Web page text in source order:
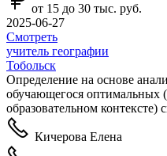
от 15 до 30 тыс. руб.
2025-06-27
Смотреть
учитель географии
Тобольск
Определение на основе
обучающегося оптимальных
образовательном контексте)
Кичерова Елена